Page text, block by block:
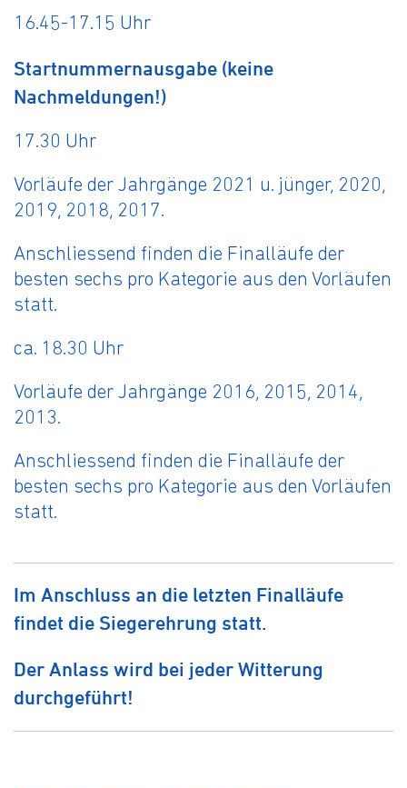
16.45-17.15 Uhr
Startnummernausgabe (keine
Nachmeldungen!)
17.30 Uhr
Vorläufe der Jahrgänge 2021 u. jünger, 2020,
2019, 2018, 2017.
Anschliessend finden die Finalläufe der
besten sechs pro Kategorie aus den Vorläufen
statt.
ca. 18.30 Uhr
Vorläufe der Jahrgänge 2016, 2015, 2014,
2013.
Anschliessend finden die Finalläufe der
besten sechs pro Kategorie aus den Vorläufen
statt.
Im Anschluss an die letzten Finalläufe
findet die Siegerehrung statt.
Der Anlass wird bei jeder Witterung
durchgeführt!